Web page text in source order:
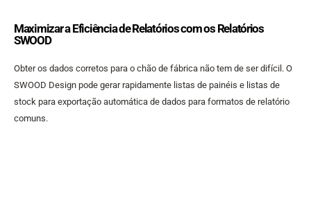
Maximizar a Eficiência de Relatórios com os Relatórios
SWOOD
Obter os dados corretos para o chão de fábrica não tem de ser difícil. O
SWOOD Design pode gerar rapidamente listas de painéis e listas de
stock para exportação automática de dados para formatos de relatório
comuns.